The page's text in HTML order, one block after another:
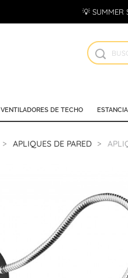
💡 SUMMER
VENTILADORES DE TECHO
APLIQUES DE PARED